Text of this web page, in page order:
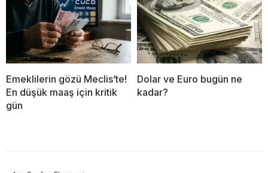
Emeklilerin gözü Meclis’te!
En düşük maaş için kritik
gün
Dolar ve Euro bugün ne
kadar?